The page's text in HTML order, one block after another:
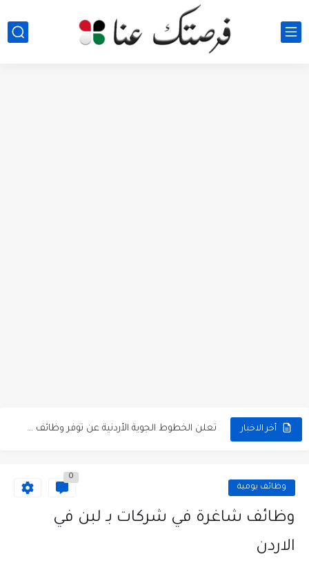
أخر الاخبار تعلن الخطوط الجوية الأردنية عن توفر وظائف شاغرة لمضيفي طيران
مطلوب عامل نظافة عدد 2 بدوام كامل او جزئي في... وظائف يومية
0
وظائف شاغرة في شركات بـ لبن في
الاردن